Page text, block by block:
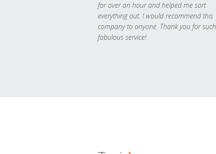
for over an hour and helped me sort
everything out. I would recommend this
company to anyone. Thank you for such
fabulous service!